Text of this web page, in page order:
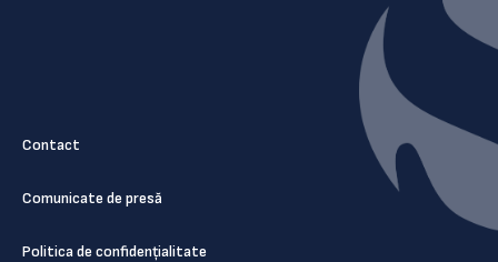
Contact
Comunicate de presă
Politica de confidențialitate